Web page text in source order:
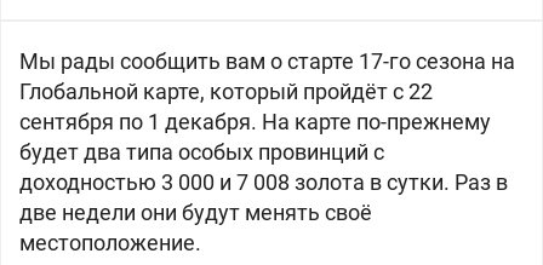
Мы рады сообщить вам о старте 17-го сезона на
Глобальной карте, который пройдёт с 22
сентября по 1 декабря. На карте по-прежнему
будет два типа особых провинций с
доходностью 3 000 и 7 008 золота в сутки. Раз в
две недели они будут менять своё
местоположение.